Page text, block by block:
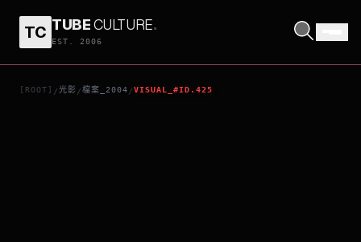
TC TUBECULTURE.
EST. 2006
[ROOT] /光影 /檔案_2004 /VISUAL_#ID.425
億萬少年